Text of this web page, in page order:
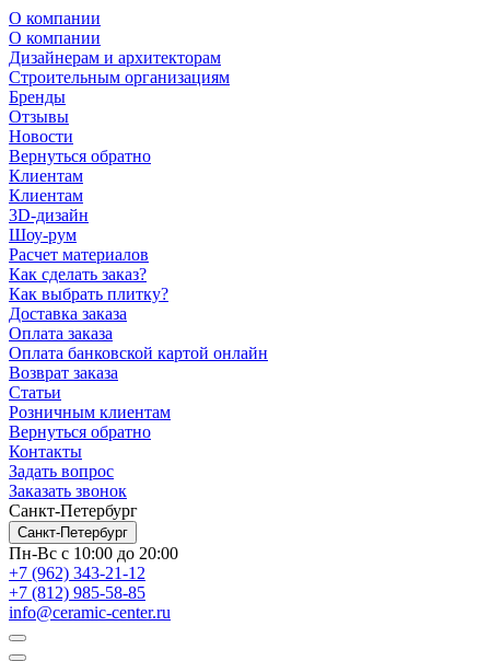
О компании
О компании
Дизайнерам и архитекторам
Строительным организациям
Бренды
Отзывы
Новости
Вернуться обратно
Клиентам
Клиентам
3D-дизайн
Шоу-рум
Расчет материалов
Как сделать заказ?
Как выбрать плитку?
Доставка заказа
Оплата заказа
Оплата банковской картой онлайн
Возврат заказа
Статьи
Розничным клиентам
Вернуться обратно
Контакты
Задать вопрос
Заказать звонок
Санкт-Петербург
Санкт-Петербург
Пн-Вс с 10:00 до 20:00
+7 (962) 343-21-12
+7 (812) 985-58-85
info@ceramic-center.ru